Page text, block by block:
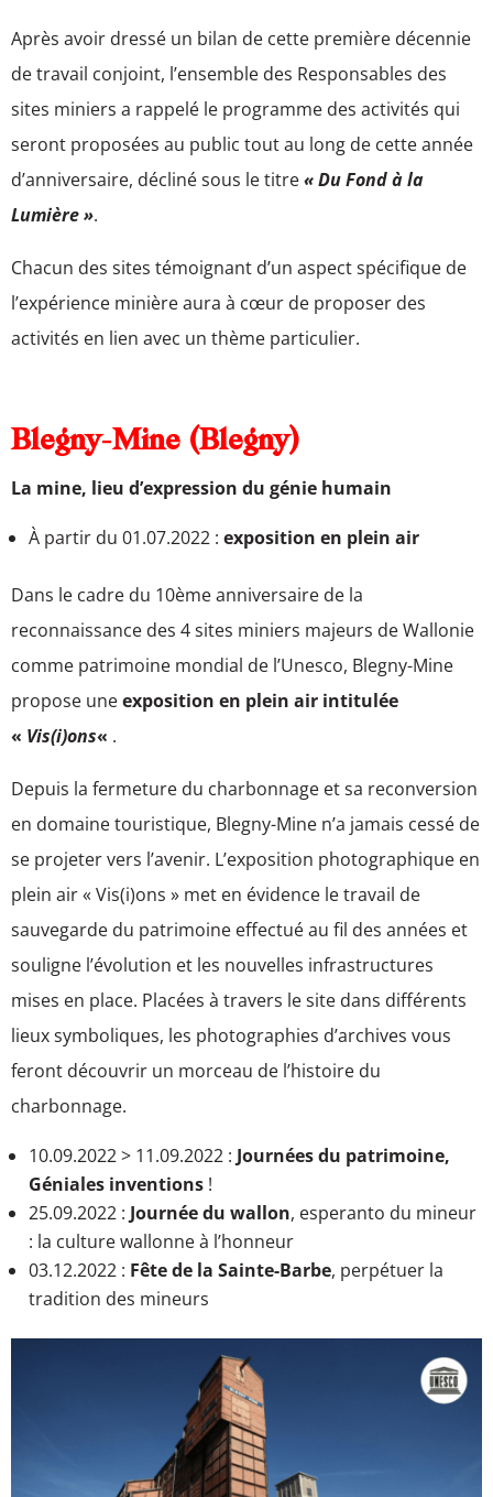
Après avoir dressé un bilan de cette première décennie
de travail conjoint, l’ensemble des Responsables des
sites miniers a rappelé le programme des activités qui
seront proposées au public tout au long de cette année
d’anniversaire, décliné sous le titre« Du Fond à la
Lumière ».
Chacun des sites témoignant d’un aspect spécifique de
l’expérience minière aura à cœur de proposer des
activités en lien avec un thème particulier.
Blegny-Mine (Blegny)
La mine, lieu d’expression du génie humain
À partir du 01.07.2022 : exposition en plein air
Dans le cadre du 10ème anniversaire de la
reconnaissance des 4 sites miniers majeurs de Wallonie
comme patrimoine mondial de l’Unesco, Blegny-Mine
propose uneexposition en plein air intitulée
« Vis(i)ons« .
Depuis la fermeture du charbonnage et sa reconversion
en domaine touristique, Blegny-Mine n’a jamais cessé de
se projeter vers l’avenir. L’exposition photographique en
plein air « Vis(i)ons » met en évidence le travail de
sauvegarde du patrimoine effectué au fil des années et
souligne l’évolution et les nouvelles infrastructures
mises en place. Placées à travers le site dans différents
lieux symboliques, les photographies d’archives vous
feront découvrir un morceau de l’histoire du
charbonnage.
10.09.2022 > 11.09.2022 : Journées du patrimoine,
Géniales inventions !
25.09.2022 : Journée du wallon, esperanto du mineur
: la culture wallonne à l’honneur
03.12.2022 : Fête de la Sainte-Barbe, perpétuer la
tradition des mineurs